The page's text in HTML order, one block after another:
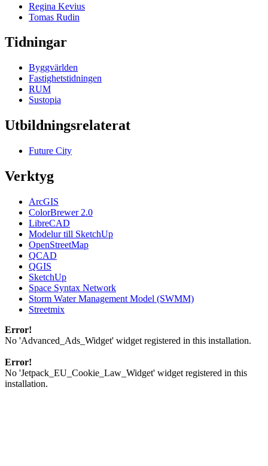
Regina Kevius
Tomas Rudin
Tidningar
Byggvärlden
Fastighetstidningen
RUM
Sustopia
Utbildningsrelaterat
Future City
Verktyg
ArcGIS
ColorBrewer 2.0
LibreCAD
Modelur till SketchUp
OpenStreetMap
QCAD
QGIS
SketchUp
Space Syntax Network
Storm Water Management Model (SWMM)
Streetmix
Error!
No 'Advanced_Ads_Widget' widget registered in this installation.
Error!
No 'Jetpack_EU_Cookie_Law_Widget' widget registered in this
installation.